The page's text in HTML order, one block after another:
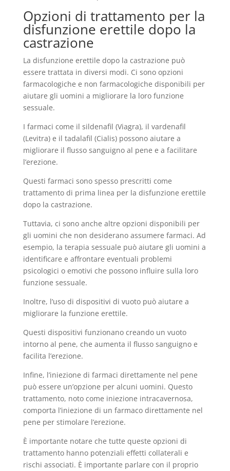
Opzioni di trattamento per la
disfunzione erettile dopo la
castrazione
La disfunzione erettile dopo la castrazione può
essere trattata in diversi modi. Ci sono opzioni
farmacologiche e non farmacologiche disponibili per
aiutare gli uomini a migliorare la loro funzione
sessuale.
I farmaci come il sildenafil (Viagra), il vardenafil
(Levitra) e il tadalafil (Cialis) possono aiutare a
migliorare il flusso sanguigno al pene e a facilitare
l’erezione.
Questi farmaci sono spesso prescritti come
trattamento di prima linea per la disfunzione erettile
dopo la castrazione.
Tuttavia, ci sono anche altre opzioni disponibili per
gli uomini che non desiderano assumere farmaci. Ad
esempio, la terapia sessuale può aiutare gli uomini a
identificare e affrontare eventuali problemi
psicologici o emotivi che possono influire sulla loro
funzione sessuale.
Inoltre, l’uso di dispositivi di vuoto può aiutare a
migliorare la funzione erettile.
Questi dispositivi funzionano creando un vuoto
intorno al pene, che aumenta il flusso sanguigno e
facilita l’erezione.
Infine, l’iniezione di farmaci direttamente nel pene
può essere un’opzione per alcuni uomini. Questo
trattamento, noto come iniezione intracavernosa,
comporta l’iniezione di un farmaco direttamente nel
pene per stimolare l’erezione.
È importante notare che tutte queste opzioni di
trattamento hanno potenziali effetti collaterali e
rischi associati. È importante parlare con il proprio